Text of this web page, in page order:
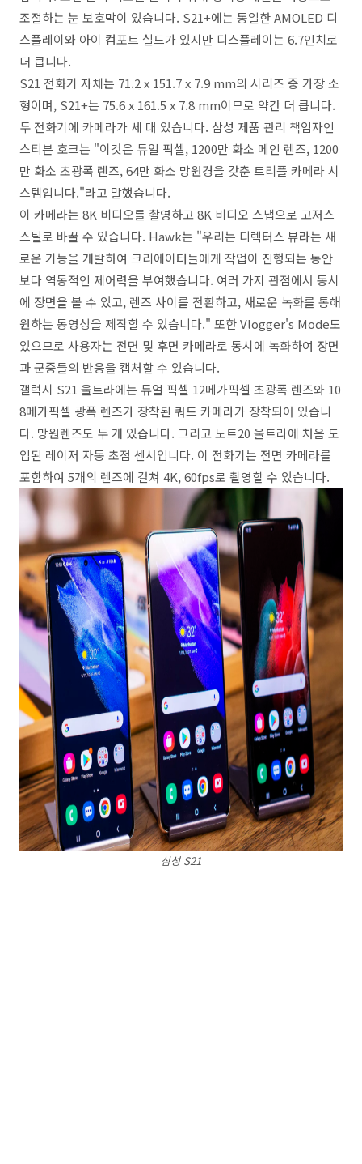
조절하는 눈 보호막이 있습니다. S21+에는 동일한 AMOLED 디
스플레이와 아이 컴포트 실드가 있지만 디스플레이는 6.7인치로
더 큽니다.
S21 전화기 자체는 71.2 x 151.7 x 7.9 mm의 시리즈 중 가장 소
형이며, S21+는 75.6 x 161.5 x 7.8 mm이므로 약간 더 큽니다.
두 전화기에 카메라가 세 대 있습니다. 삼성 제품 관리 책임자인
스티븐 호크는 "이것은 듀얼 픽셀, 1200만 화소 메인 렌즈, 1200
만 화소 초광폭 렌즈, 64만 화소 망원경을 갖춘 트리플 카메라 시
스템입니다."라고 말했습니다.
이 카메라는 8K 비디오를 촬영하고 8K 비디오 스냅으로 고저스
스틸로 바꿀 수 있습니다. Hawk는 "우리는 디렉터스 뷰라는 새
로운 기능을 개발하여 크리에이터들에게 작업이 진행되는 동안
보다 역동적인 제어력을 부여했습니다. 여러 가지 관점에서 동시
에 장면을 볼 수 있고, 렌즈 사이를 전환하고, 새로운 녹화를 통해
원하는 동영상을 제작할 수 있습니다." 또한 Vlogger's Mode도
있으므로 사용자는 전면 및 후면 카메라로 동시에 녹화하여 장면
과 군중들의 반응을 캡처할 수 있습니다.
갤럭시 S21 울트라에는 듀얼 픽셀 12메가픽셀 초광폭 렌즈와 10
8메가픽셀 광폭 렌즈가 장착된 쿼드 카메라가 장착되어 있습니
다. 망원렌즈도 두 개 있습니다. 그리고 노트20 울트라에 처음 도
입된 레이저 자동 초점 센서입니다. 이 전화기는 전면 카메라를
포함하여 5개의 렌즈에 걸쳐 4K, 60fps로 촬영할 수 있습니다.
삼성 S21